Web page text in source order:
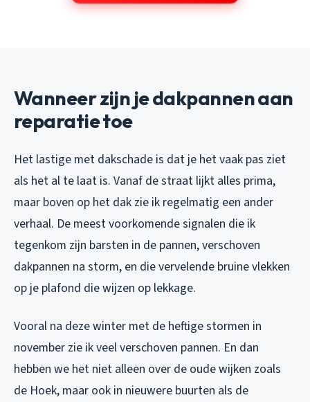
Wanneer zijn je dakpannen aan
reparatie toe
Het lastige met dakschade is dat je het vaak pas ziet
als het al te laat is. Vanaf de straat lijkt alles prima,
maar boven op het dak zie ik regelmatig een ander
verhaal. De meest voorkomende signalen die ik
tegenkom zijn barsten in de pannen, verschoven
dakpannen na storm, en die vervelende bruine vlekken
op je plafond die wijzen op lekkage.
Vooral na deze winter met de heftige stormen in
november zie ik veel verschoven pannen. En dan
hebben we het niet alleen over de oude wijken zoals
de Hoek, maar ook in nieuwere buurten als de